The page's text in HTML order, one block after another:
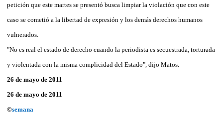
petición que este martes se presentó busca limpiar la violación que con este
caso se cometió a la libertad de expresión y los demás derechos humanos
vulnerados.
"No es real el estado de derecho cuando la periodista es secuestrada, torturada
y violentada con la misma complicidad del Estado", dijo Matos.
26 de mayo de 2011
26 de mayo de 2011
©semana